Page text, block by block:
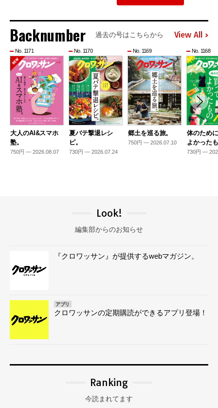
Backnumber 過去の号はこちらから View All
No. 1171
大人のAI&スマホ
塾。
750円 — 2026.08.07
No. 1170
夏バテ撃退レシ
ピ。
730円 — 2026.07.24
No. 1169
郷土を巡る旅。
750円 — 2026.07.10
No. 1168
体のため
よかった
730円 —
Look!
編集部からのお知らせ
『クロワッサン』が提供するwebマガジン。
アプリ
クロワッサンの定期購読ができるアプリ登場！
Ranking
今読まれてます